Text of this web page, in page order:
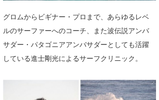
グロムからビギナー・プロまで、あらゆるレベ
ルのサーファーへのコーチ、また波伝説アンバ
サダー・パタゴニアアンバサダーとしても活躍
している進士剛光によるサーフクリニック。
四国
沖縄